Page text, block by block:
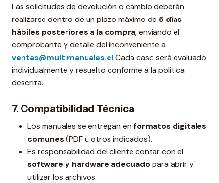
Las solicitudes de devolución o cambio deberán
realizarse dentro de un plazo máximo de 5 días
hábiles posteriores a la compra, enviando el
comprobante y detalle del inconveniente a
ventas@multimanuales.clCada caso será evaluado
individualmente y resuelto conforme a la política
descrita.
7. Compatibilidad Técnica
Los manuales se entregan en formatos digitales
comunes (PDF u otros indicados).
Es responsabilidad del cliente contar con el
software y hardware adecuadopara abrir y
utilizar los archivos.